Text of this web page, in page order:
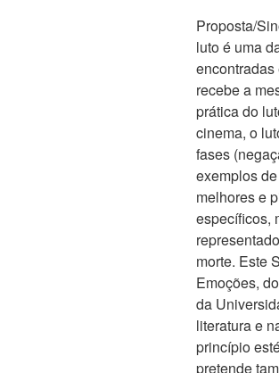
Proposta/
luto é uma
encontradas
recebe a
prática do
cinema, o
fases
exemplos
melhores e
específicos,
morte. Este
Emoções,
da
literatura e
princípio
pretende